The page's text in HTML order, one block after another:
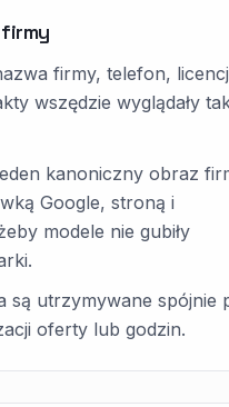
firmy, telefon,
wszędzie wyglądały
kanoniczny obraz
Google, stroną i
modele nie gubiły
są utrzymywane spójnie
oferty lub godzin.